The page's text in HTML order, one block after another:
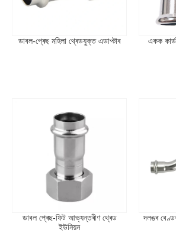
প্ৰযোজ্য মানদণ্ড মানদণ্ড: ANSI, BS, DIN,
একক প্ৰেছ-ফিট মহিলা থ্ৰেড কাপলিং
কৰিবলৈও ব্যৱহাৰ কৰা হয়, কিন্তু ডাবল-প্ৰেছ
শক্তিশালী পুল-আউট ৰেজিষ্টেন্স প্ৰদান কৰে।
ডাবল-প্ৰেছ মহিলা থ্ৰেডযুক্ত এডাপ্টাৰ একক
ডাবল প্ৰেছ-ফিট আভ্যন্তৰীণ থ্ৰেড
ইউনিয়ন
দলঙৰ